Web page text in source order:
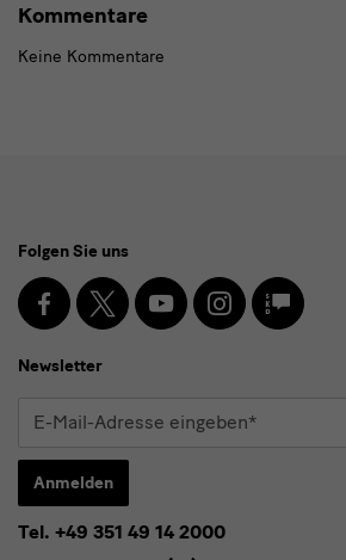
Kommentare
Keine Kommentare
Media
und
Newsletter
Folgen Sie uns
Facebook
X YoutubeInstagramSKD
Blog
Newsletter
E-
Adresse
Anmelden
* Pflichtfeld
Tel. +49 351 49 14 2000